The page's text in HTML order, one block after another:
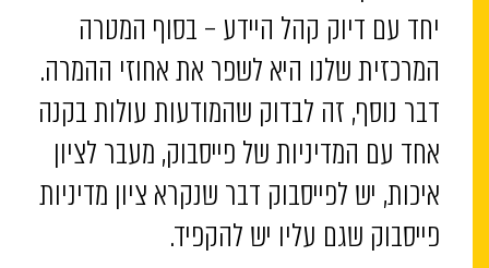
יחד עם דיוק קהל היידע – בסוף המטרה
המרכזית שלנו היא לשפר את אחוזי ההמרה.
דבר נוסף, זה לבדוק שהמודעות עולות בקנה
אחד עם המדיניות של פייסבוק, מעבר לציון
איכות, יש לפייסבוק דבר שנקרא ציון מדיניות
פייסבוק שגם עליו יש להקפיד.